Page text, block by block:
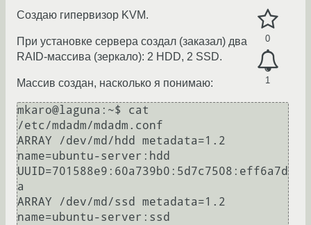
0
1
Создаю гипервизор KVM.
При установке сервера создал (заказал) два
RAID-массива (зеркало): 2 HDD, 2 SSD.
Массив создан, насколько я понимаю:
mkaro@laguna:~$ cat
/etc/mdadm/mdadm.conf
ARRAY /dev/md/hdd metadata=1.2
name=ubuntu-server:hdd
UUID=701588e9:60a739b0:5d7c7508:eff6a7d
a
ARRAY /dev/md/ssd metadata=1.2
name=ubuntu-server:ssd